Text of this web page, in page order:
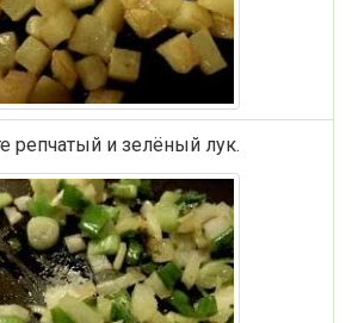
репчатый и зелёный лук.